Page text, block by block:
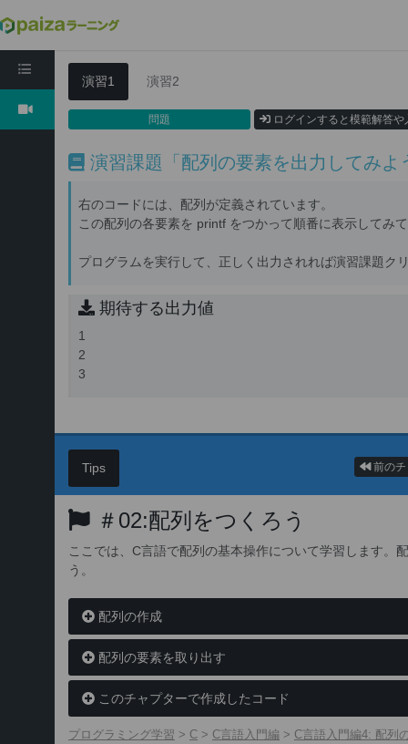
C言語入門編4: 配列の基礎
演習1 演習2
問題 ログインすると模範解答
演習課題「配列の要素を出力してみよ
右のコードには、配列が定義されています。
この配列の各要素を printf をつかって順番に表示してみ
プログラムを実行して、正しく出力されれば演習課題ク
期待する出力値
1
2
3
Tips 前の
＃02:配列をつくろう
ここでは、C言語で配列の基本操作について学習します。
う。
配列の作成
配列の要素を取り出す
このチャプターで作成したコード
プログラミング学習 > C > C言語入門編 > C言語入門編4: 配列